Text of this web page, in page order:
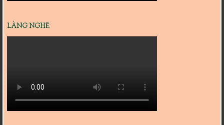
LÀNG NGHỀ